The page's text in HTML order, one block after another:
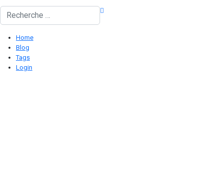
Rechercher
Home
Blog
Tags
Login